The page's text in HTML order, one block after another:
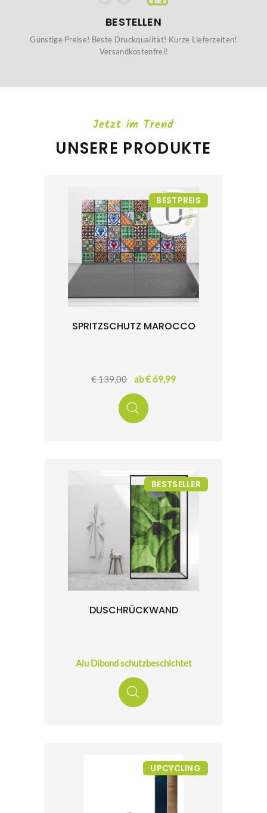
BESTELLEN
Günstige Preise! Beste Druckqualität! Kurze Lieferzeiten!
Versandkostenfrei!
Jetzt im Trend
UNSERE PRODUKTE
SPRITZSCHUTZ MAROCCO
€ 139,00 ab € 69,99
BESTPREIS
DUSCHRÜCKWAND
Alu Dibond schutzbeschichtet
BESTSELLER
UPCYCLING